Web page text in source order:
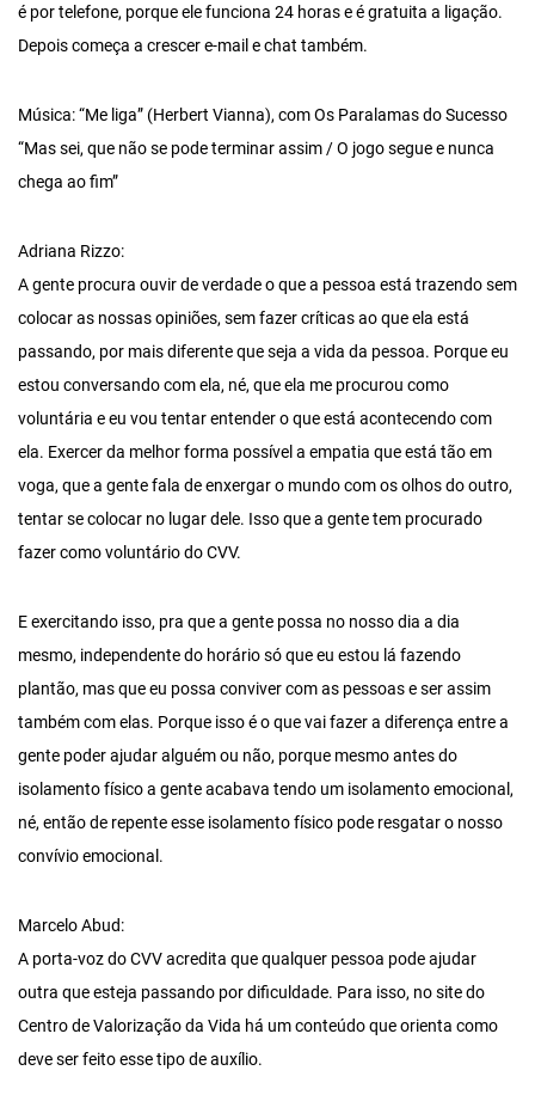
é por telefone, porque ele funciona 24 horas e é gratuita a ligação.
Depois começa a crescer e-mail e chat também.
Música: “Me liga” (Herbert Vianna), com Os Paralamas do Sucesso
“Mas sei, que não se pode terminar assim / O jogo segue e nunca
chega ao fim”
Adriana Rizzo:
A gente procura ouvir de verdade o que a pessoa está trazendo sem
colocar as nossas opiniões, sem fazer críticas ao que ela está
passando, por mais diferente que seja a vida da pessoa. Porque eu
estou conversando com ela, né, que ela me procurou como
voluntária e eu vou tentar entender o que está acontecendo com
ela. Exercer da melhor forma possível a empatia que está tão em
voga, que a gente fala de enxergar o mundo com os olhos do outro,
tentar se colocar no lugar dele. Isso que a gente tem procurado
fazer como voluntário do CVV.
E exercitando isso, pra que a gente possa no nosso dia a dia
mesmo, independente do horário só que eu estou lá fazendo
plantão, mas que eu possa conviver com as pessoas e ser assim
também com elas. Porque isso é o que vai fazer a diferença entre a
gente poder ajudar alguém ou não, porque mesmo antes do
isolamento físico a gente acabava tendo um isolamento emocional,
né, então de repente esse isolamento físico pode resgatar o nosso
convívio emocional.
Marcelo Abud:
A porta-voz do CVV acredita que qualquer pessoa pode ajudar
outra que esteja passando por dificuldade. Para isso, no site do
Centro de Valorização da Vida há um conteúdo que orienta como
deve ser feito esse tipo de auxílio.